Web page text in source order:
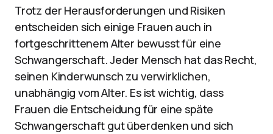
Trotz der Herausforderungen und Risiken
entscheiden sich einige Frauen auch in
fortgeschrittenem Alter bewusst für eine
Schwangerschaft. Jeder Mensch hat das Recht,
seinen Kinderwunsch zu verwirklichen,
unabhängig vom Alter. Es ist wichtig, dass
Frauen die Entscheidung für eine späte
Schwangerschaft gut überdenken und sich